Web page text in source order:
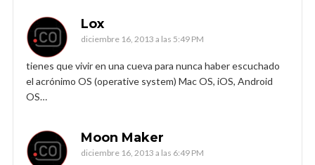
Lox
diciembre 16, 2013 a las 5:49 PM
tienes que vivir en una cueva para nunca haber escuchado
el acrónimo OS (operative system) Mac OS, iOS, Android
OS…
Moon Maker
diciembre 16, 2013 a las 6:49 PM